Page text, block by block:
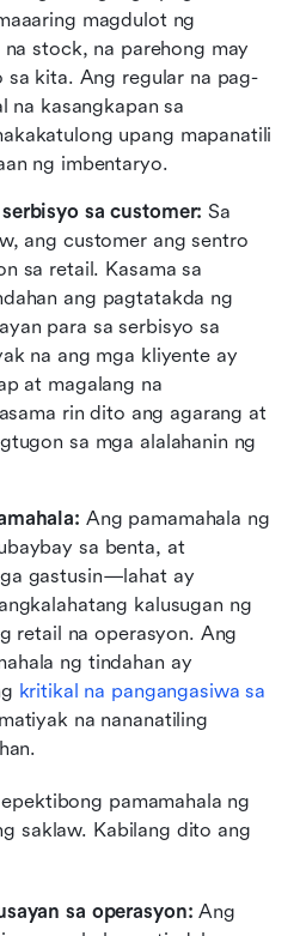
magdulot ng
stock, na parehong may
sa kita. Ang regular na pag-
na kasangkapan sa
upang mapanatili
ng imbentaryo.
sa customer: Sa
ang customer ang sentro
sa retail. Kasama sa
ang pagtatakda ng
para sa serbisyo sa
na ang mga kliyente ay
at magalang na
rin dito ang agarang at
sa mga alalahanin ng
Ang pamamahala ng
sa benta, at
gastusin—lahat ay
kalusugan ng
retail na operasyon. Ang
ng tindahan ay
kritikal na pangangasiwa sa
na nananatiling
pamamahala ng
saklaw. Kabilang dito ang
sa operasyon: Ang